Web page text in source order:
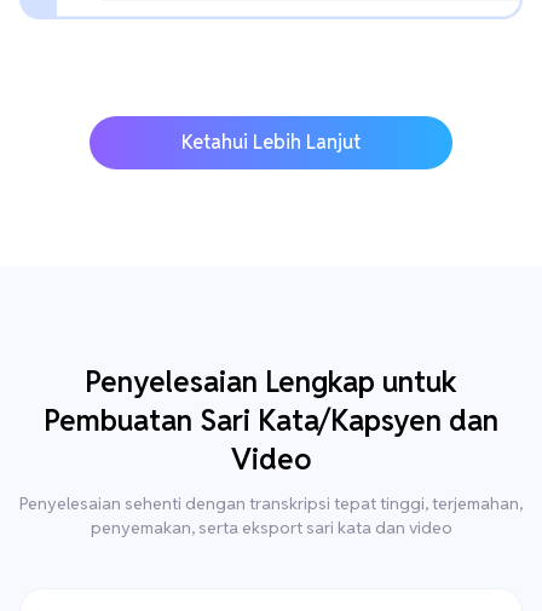
Ketahui Lebih Lanjut
Penyelesaian Lengkap untuk
Pembuatan Sari Kata/Kapsyen dan
Video
Penyelesaian sehenti dengan transkripsi tepat tinggi, terjemahan,
penyemakan, serta eksport sari kata dan video